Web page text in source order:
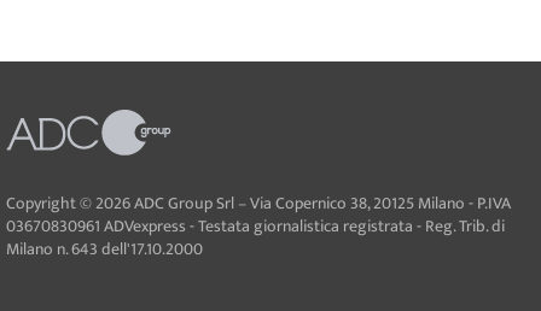
Copyright © 2026 ADC Group Srl – Via Copernico 38, 20125 Milano - P.IVA
03670830961 ADVexpress - Testata giornalistica registrata - Reg. Trib. di
Milano n. 643 dell'17.10.2000